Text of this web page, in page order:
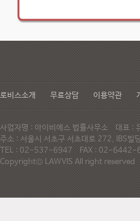
로비스소개 무료상담 이용약관
사업자명 : 아이비에스 법률사무소 대
주소 : 서울시 서초구 서초대로 272, IBS
TEL : 02-537-6947 FAX : 02-6442-
Copyright© LAWVIS All right reserved